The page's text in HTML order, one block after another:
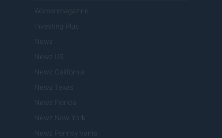
Womanmagazine
Investing Plus
Newz
Newz US
Newz California
Newz Texas
Newz Florida
Newz New York
Newz Pennsylvania